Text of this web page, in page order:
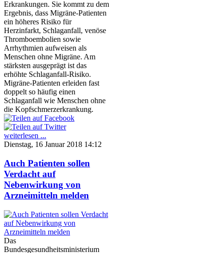
Erkrankungen. Sie kommt zu dem
Ergebnis, dass Migräne-Patienten
ein höheres Risiko für
Herzinfarkt, Schlaganfall, venöse
Thromboembolien sowie
Arrhythmien aufweisen als
Menschen ohne Migräne. Am
stärksten ausgeprägt ist das
erhöhte Schlaganfall-Risiko.
Migräne-Patienten erleiden fast
doppelt so häufig einen
Schlaganfall wie Menschen ohne
die Kopfschmerzerkrankung.
weiterlesen ...
Dienstag, 16 Januar 2018 14:12
Auch Patienten sollen
Verdacht auf
Nebenwirkung von
Arzneimitteln melden
Das
Bundesgesundheitsministerium